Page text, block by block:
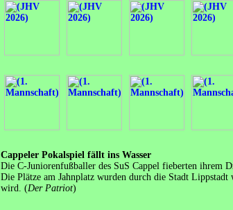
Cappeler Pokalspiel fällt ins Wasser
Die C-Juniorenfußballer des SuS Cappel fieberten ihrem
Die Plätze am Jahnplatz wurden durch die Stadt Lippstadt
wird. (Der Patriot)